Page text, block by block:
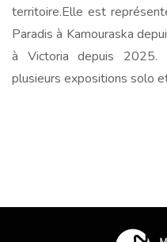
territoire.Elle est
Paradis à Kamouraska
à Victoria depuis 2025.
plusieurs expositions solo